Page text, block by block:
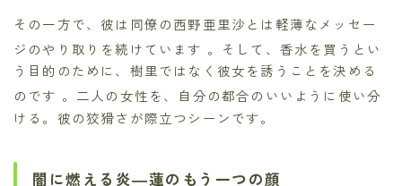
その一方で、彼は同僚の西野亜里沙とは軽薄なメッセー
ジのやり取りを続けています 。そして、香水を買うとい
う目的のために、樹里ではなく彼女を誘うことを決める
のです 。二人の女性を、自分の都合のいいように使い分
ける。彼の狡猾さが際立つシーンです。
闇に燃える炎―蓮のもう一つの顔